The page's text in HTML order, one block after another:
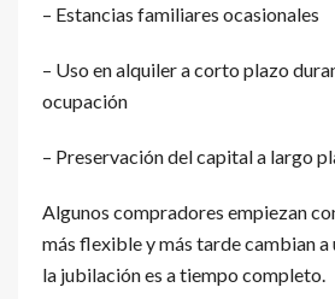
– Estancias familiares ocasionales
– Uso en alquiler a corto plazo
ocupación
– Preservación del capital a largo
Algunos compradores empiezan
más flexible y más tarde cambian a
la jubilación es a tiempo completo.